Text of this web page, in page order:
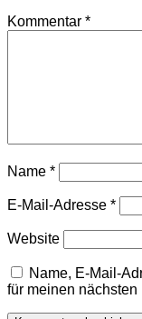
Kommentar *
Name *
E-Mail-Adresse *
Website
Name, E-Mail-
für meinen